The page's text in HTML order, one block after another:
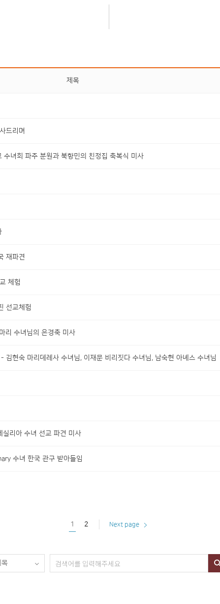
제목
드리며
수녀회 파주 분원과 북향민의 친정집 축복식 미사
재파견
체험
선교체험
리 수녀님의 은경축 미사
김현숙 마리데레사 수녀님, 이재문 비리짓다 수녀님, 남숙현 아녜스 수녀님
리아 수녀 선교 파견 미사
수녀 한국 관구 받아들임
1 2